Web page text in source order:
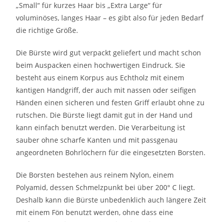
„Small“ für kurzes Haar bis „Extra Large“ für
voluminöses, langes Haar – es gibt also für jeden Bedarf
die richtige Größe.
Die Bürste wird gut verpackt geliefert und macht schon
beim Auspacken einen hochwertigen Eindruck. Sie
besteht aus einem Korpus aus Echtholz mit einem
kantigen Handgriff, der auch mit nassen oder seifigen
Händen einen sicheren und festen Griff erlaubt ohne zu
rutschen. Die Bürste liegt damit gut in der Hand und
kann einfach benutzt werden. Die Verarbeitung ist
sauber ohne scharfe Kanten und mit passgenau
angeordneten Bohrlöchern für die eingesetzten Borsten.
Die Borsten bestehen aus reinem Nylon, einem
Polyamid, dessen Schmelzpunkt bei über 200° C liegt.
Deshalb kann die Bürste unbedenklich auch längere Zeit
mit einem Fön benutzt werden, ohne dass eine